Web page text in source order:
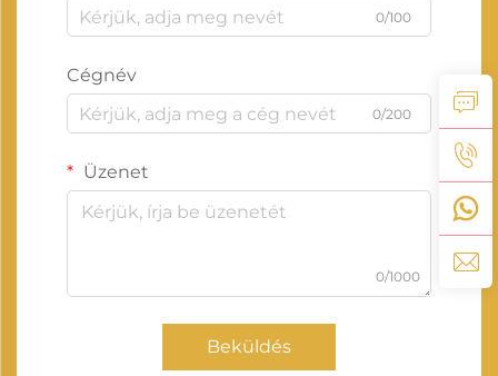
0/100
Cégnév
0/200
Üzenet
0/1000
Beküldés